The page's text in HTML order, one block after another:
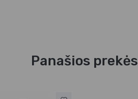
Panašios prekės